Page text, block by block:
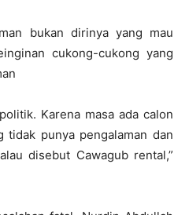
bukan dirinya yang mau
cukong-cukong yang
Karena masa ada calon
tidak punya pengalaman dan
disebut Cawagub rental,”